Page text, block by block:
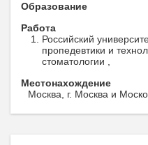
Образование
Работа
Российский
пропедевтики и
стоматологии ,
Местонахождение
Москва, г. Москва и